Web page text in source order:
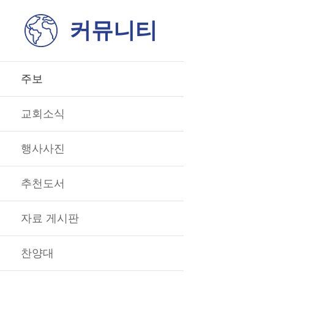
커뮤니티
주보
교회소식
행사사진
추천도서
자료 게시판
찬양대